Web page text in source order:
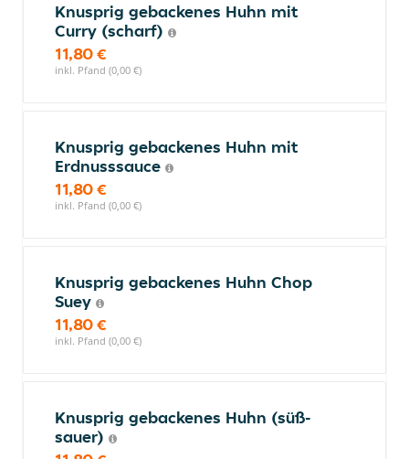
Knusprig gebackenes Huhn mit
Curry (scharf)
11,80 €
inkl. Pfand (0,00 €)
Knusprig gebackenes Huhn mit
Erdnusssauce
11,80 €
inkl. Pfand (0,00 €)
Knusprig gebackenes Huhn Chop
Suey
11,80 €
inkl. Pfand (0,00 €)
Knusprig gebackenes Huhn (süß-
sauer)